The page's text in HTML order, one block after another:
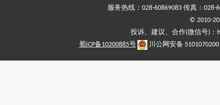
服务热线：028-60869083 传真：028-
© 2010-
投诉、建议、合作(微信号)
蜀ICP备10200885号
川公网安备